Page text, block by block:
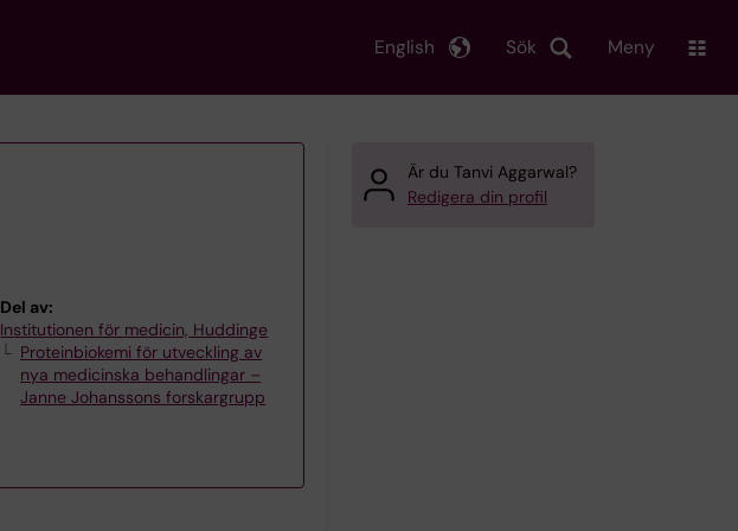
Sök
English Meny
Del av:
Institutionen för medicin, Huddinge
Proteinbiokemi för utveckling av
nya medicinska behandlingar –
Janne Johanssons forskargrupp
Är du Tanvi Aggarwal?
Redigera din profil